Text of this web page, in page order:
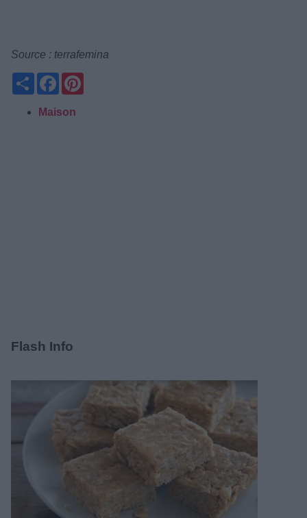
Source : terrafemina
PartagerFacebook
Maison
Flash Info